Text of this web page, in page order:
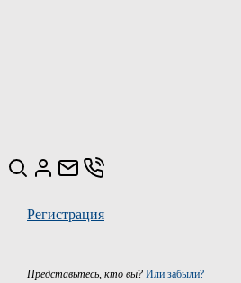
Регистрация
Представьтесь, кто вы? Или забыли?